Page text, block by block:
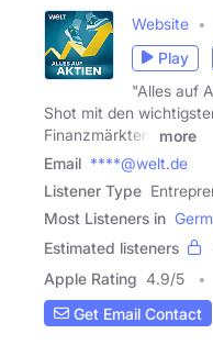
Website
Play
"Alles auf
Shot mit den
Finanzmärkten.
more
Email ****@welt.de
Listener Type
Most Listeners in
Estimated listeners
Apple Rating 4.9/5
Get Email Contact